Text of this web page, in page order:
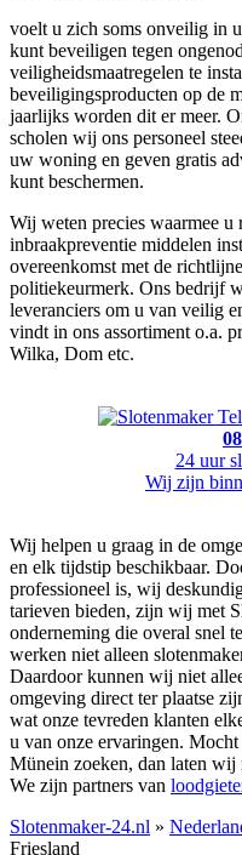
voelt u zich soms onveilig in
kunt beveiligen tegen
veiligheidsmaatregelen te
beveiligingsproducten op de
jaarlijks worden dit er meer.
scholen wij ons personeel
uw woning en geven gratis
kunt beschermen.
Wij weten precies waarmee u
inbraakpreventie middelen
overeenkomst met de
politiekeurmerk. Ons bedrijf
leveranciers om u van veilig
vindt in ons assortiment o.a.
Wilka, Dom etc.
24 uur
Wij zijn
Wij helpen u graag in de
en elk tijdstip beschikbaar.
professioneel is, wij
tarieven bieden, zijn wij met
onderneming die overal snel
werken niet alleen
Daardoor kunnen wij niet
omgeving direct ter plaatse
wat onze tevreden klanten
u van onze ervaringen.
Münein zoeken, dan laten
We zijn partners van
Slotenmaker-24.nl »
Friesland